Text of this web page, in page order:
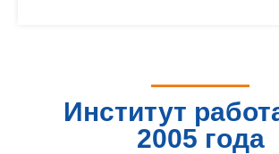
Институт
2005 года